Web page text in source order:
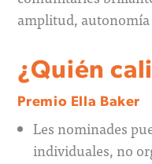
amplitud,
¿Quién
Premio Ella Baker
Les nominades
individuales, no